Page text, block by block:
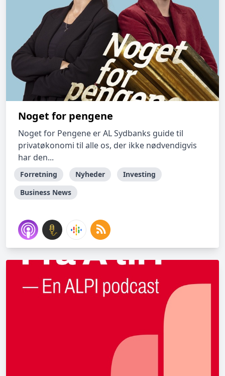
Noget for pengene
Noget for Pengene er AL Sydbanks guide til
privatøkonomi til alle os, der ikke nødvendigvis
har den...
Forretning Nyheder
Investing
Business News